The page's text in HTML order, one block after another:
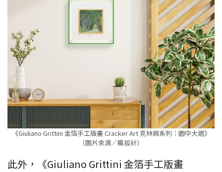
《Giuliano Grittini 金箔手工版畫 Cracker Art 克林姆系列：園中大道》
（圖片來源／瘋設計）
此外，《Giuliano Grittini 金箔手工版畫